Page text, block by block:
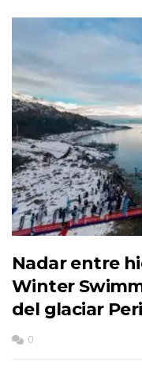
Nadar entre
Winter
del glaciar
0